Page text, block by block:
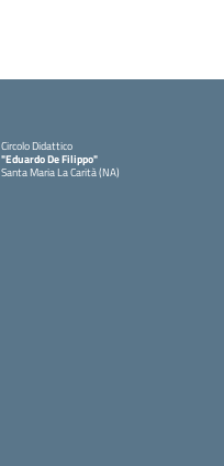
Circolo Didattico
"Eduardo De Filippo"
Santa Maria La Carità (NA)